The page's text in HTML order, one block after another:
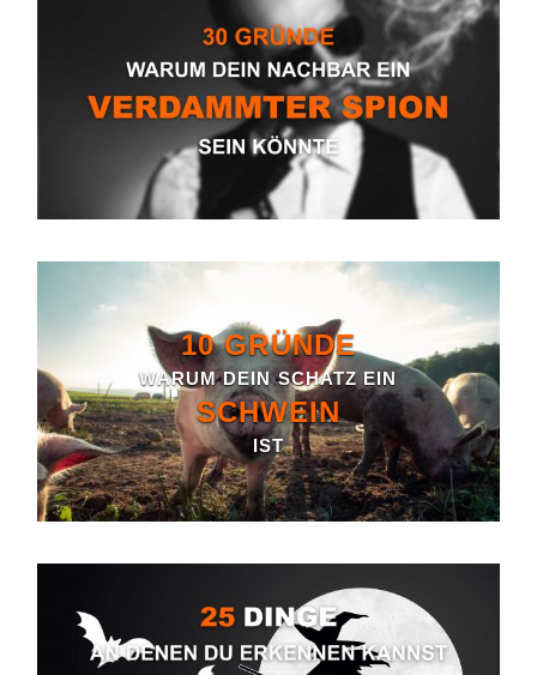
10 GRÜNDE
WARUM DEIN SCHATZ EIN
SCHWEIN
IST